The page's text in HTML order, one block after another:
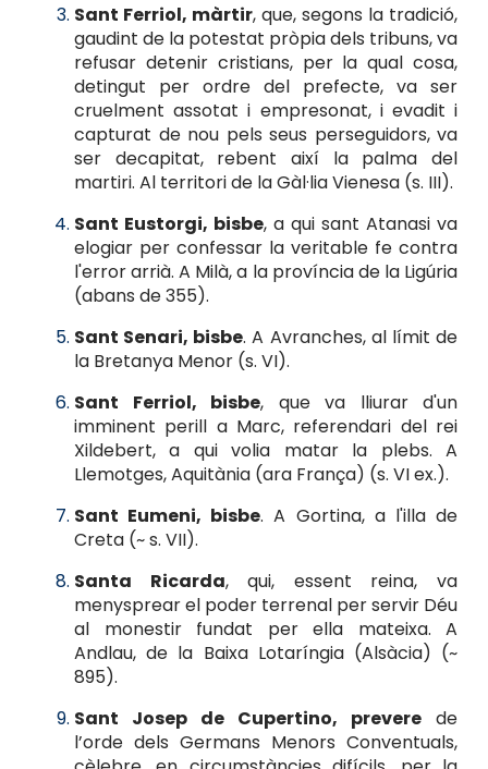
Sant Ferriol, màrtir, que, segons la tradició,
gaudint de la potestat pròpia dels tribuns, va
refusar detenir cristians, per la qual cosa,
detingut per ordre del prefecte, va ser
cruelment assotat i empresonat, i evadit i
capturat de nou pels seus perseguidors, va
ser decapitat, rebent així la palma del
martiri. Al territori de la Gàl·lia Vienesa (s. III).
Sant Eustorgi, bisbe, a qui sant Atanasi va
elogiar per confessar la veritable fe contra
l'error arrià. A Milà, a la província de la Ligúria
(abans de 355).
Sant Senari, bisbe. A Avranches, al límit de
la Bretanya Menor (s. VI).
Sant Ferriol, bisbe, que va lliurar d'un
imminent perill a Marc, referendari del rei
Xildebert, a qui volia matar la plebs. A
Llemotges, Aquitània (ara França) (s. VI ex.).
Sant Eumeni, bisbe. A Gortina, a l'illa de
Creta (~ s. VII).
Santa Ricarda, qui, essent reina, va
menysprear el poder terrenal per servir Déu
al monestir fundat per ella mateixa. A
Andlau, de la Baixa Lotaríngia (Alsàcia) (~
895).
Sant Josep de Cupertino, prevere de
l’orde dels Germans Menors Conventuals,